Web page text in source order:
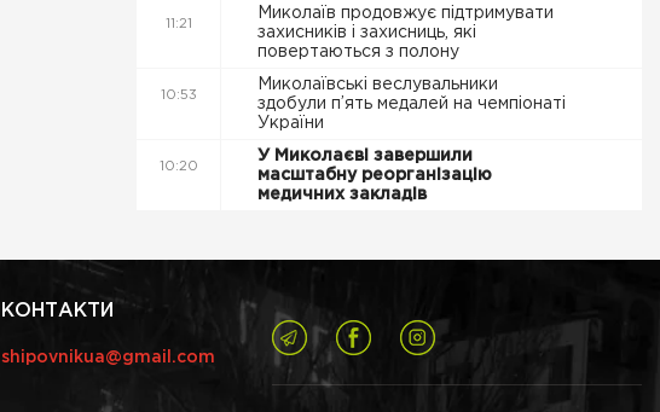
11:21
Миколаїв продовжує підтримувати
захисників і захисниць, які
повертаються з полону
10:53
Миколаївські веслувальники
здобули п’ять медалей на чемпіонаті
України
10:20
У Миколаєві завершили
масштабну реорганізацію
медичних закладів
КОНТАКТИ
shipovnikua@gmail.com